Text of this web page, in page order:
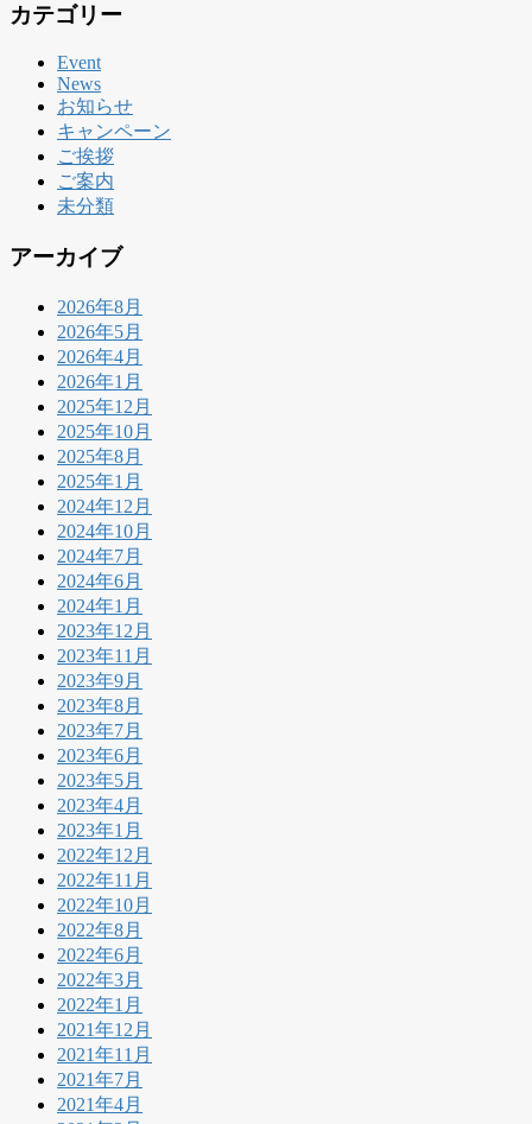
カテゴリー
Event
News
お知らせ
キャンペーン
ご挨拶
ご案内
未分類
アーカイブ
2026年8月
2026年5月
2026年4月
2026年1月
2025年12月
2025年10月
2025年8月
2025年1月
2024年12月
2024年10月
2024年7月
2024年6月
2024年1月
2023年12月
2023年11月
2023年9月
2023年8月
2023年7月
2023年6月
2023年5月
2023年4月
2023年1月
2022年12月
2022年11月
2022年10月
2022年8月
2022年6月
2022年3月
2022年1月
2021年12月
2021年11月
2021年7月
2021年4月